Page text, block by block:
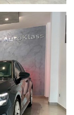
Vi invitiamo
o via mail le
incongruenze
descrittiva e le
della
un vincolo